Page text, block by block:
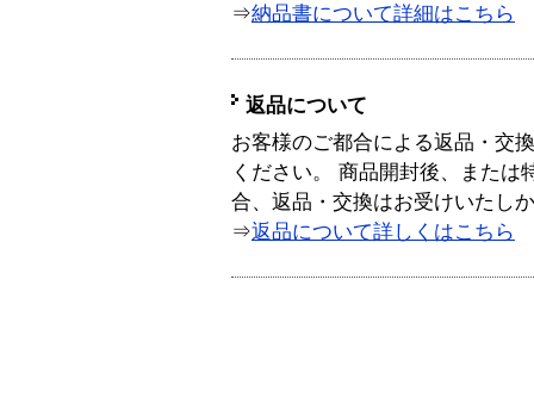
⇒納品書について詳細はこちら
返品について
お客様のご都合による返品・交
ください。 商品開封後、または
合、返品・交換はお受けいたし
⇒返品について詳しくはこちら